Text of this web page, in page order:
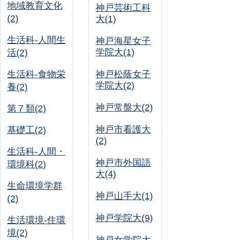
地域教育文化
(2)
生活科-人間生
活(2)
生活科-食物栄
養(2)
第７類(2)
基礎工(2)
生活科-人間・
環境科(2)
生命環境学群
(2)
生活環境-住環
境(2)
神戸芸術工科
大(1)
神戸海星女子
学院大(1)
神戸松蔭女子
学院大(2)
神戸常盤大(2)
神戸市看護大
(2)
神戸市外国語
大(4)
神戸山手大(1)
神戸学院大(9)